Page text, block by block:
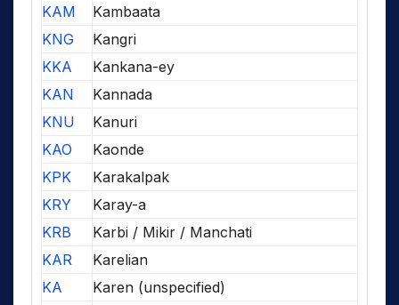
KAM
Kambaata
KNG
Kangri
KKA
Kankana-ey
KAN
Kannada
KNU
Kanuri
KAO
Kaonde
KPK
Karakalpak
KRY
Karay-a
KRB
Karbi / Mikir / Manchati
KAR
Karelian
KA
Karen (unspecified)